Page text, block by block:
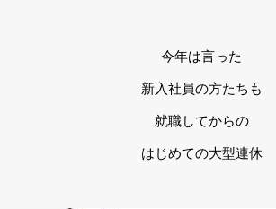
今年は言った
新入社員の方たちも
就職してからの
はじめての大型連休